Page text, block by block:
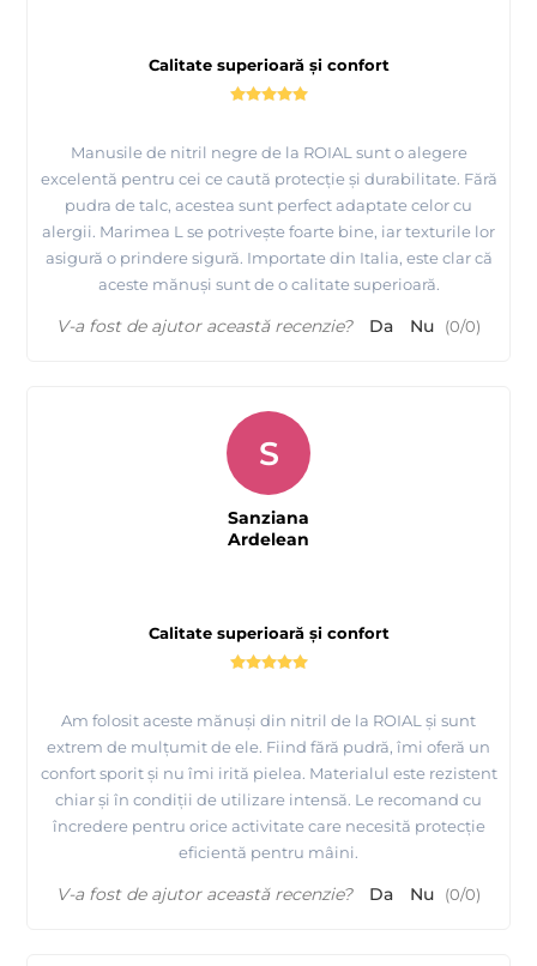
Calitate superioară și confort
Manusile de nitril negre de la ROIAL sunt o alegere
excelentă pentru cei ce caută protecție și durabilitate. Fără
pudra de talc, acestea sunt perfect adaptate celor cu
alergii. Marimea L se potrivește foarte bine, iar texturile lor
asigură o prindere sigură. Importate din Italia, este clar că
aceste mănuși sunt de o calitate superioară.
V-a fost de ajutor această recenzie? Da Nu (0/0)
Calitate superioară și confort
Am folosit aceste mănuși din nitril de la ROIAL și sunt
extrem de mulțumit de ele. Fiind fără pudră, îmi oferă un
confort sporit și nu îmi irită pielea. Materialul este rezistent
chiar și în condiții de utilizare intensă. Le recomand cu
încredere pentru orice activitate care necesită protecție
eficientă pentru mâini.
S
Sanziana
Ardelean
V-a fost de ajutor această recenzie? Da Nu (0/0)